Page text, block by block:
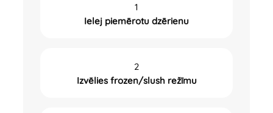
1
Ielej piemērotu dzērienu
2
Izvēlies frozen/slush režīmu